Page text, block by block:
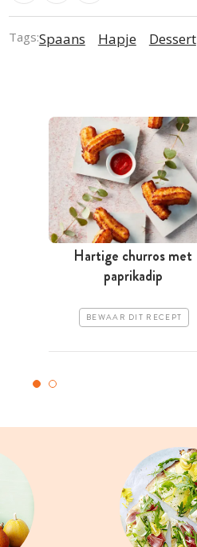
Tags:Spaans Hapje Dessert
Hartige churros met
paprikadip
BEWAAR DIT RECEPT